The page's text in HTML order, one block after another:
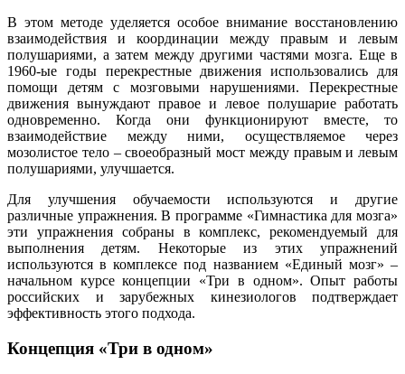
В этом методе уделяется особое внимание восстановлению
взаимодействия и координации между правым и левым
полушариями, а затем между другими частями мозга. Еще в
1960-ые годы перекрестные движения использовались для
помощи детям с мозговыми нарушениями. Перекрестные
движения вынуждают правое и левое полушарие работать
одновременно. Когда они функционируют вместе, то
взаимодействие между ними, осуществляемое через
мозолистое тело – своеобразный мост между правым и левым
полушариями, улучшается.
Для улучшения обучаемости используются и другие
различные упражнения. В программе «Гимнастика для мозга»
эти упражнения собраны в комплекс, рекомендуемый для
выполнения детям. Некоторые из этих упражнений
используются в комплексе под названием «Единый мозг» –
начальном курсе концепции «Три в одном». Опыт работы
российских и зарубежных кинезиологов подтверждает
эффективность этого подхода.
Концепция «Три в одном»